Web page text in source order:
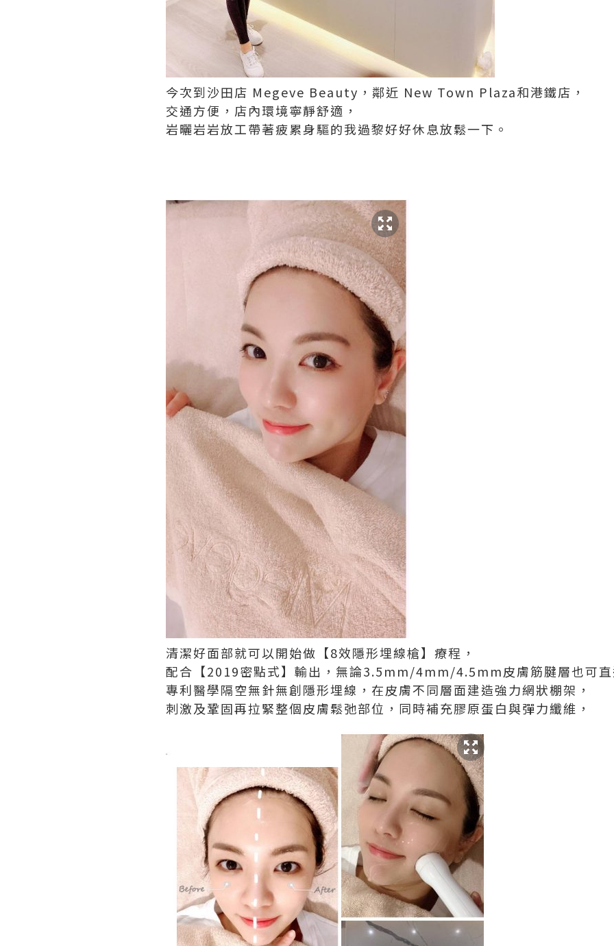
今次到沙田店 Megeve Beauty，鄰近 New Town Plaza和港鐵店，
交通方便，店內環境寧靜舒適，
岩曬岩岩放工帶著疲累身驅的我過黎好好休息放鬆一下。
清潔好面部就可以開始做【8效隱形埋線槍】療程，
配合【2019密點式】輸出，無論3.5mm/4mm/4.5mm皮膚筋腱層也可
專利醫學隔空無針無創隱形埋線，在皮膚不同層面建造強力網狀棚架，
刺激及鞏固再拉緊整個皮膚鬆弛部位，同時補充膠原蛋白與彈力纖維，